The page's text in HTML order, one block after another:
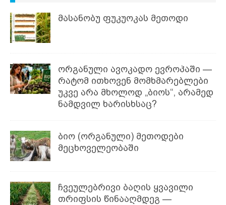
მასანობუ ფუკუოკას მეთოდი
ორგანული ავოკადო ევროპაში —
რატომ ითხოვენ მომხმარებლები
უკვე არა მხოლოდ „ბიოს“, არამედ
ნამდვილ ხარისხსაც?
ბიო (ორგანული) მეთოდები
მეცხოველეობაში
ჩვეულებრივი ბაღის ყვავილი
თრიფსის წინააღმდეგ —